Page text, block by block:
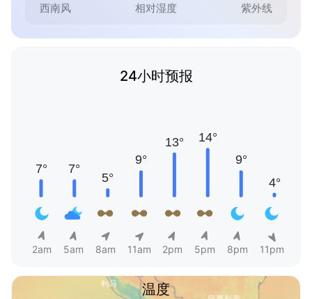
西南风 相对湿度 紫外线
24小时预报
2am 5am 8am 11am 2pm 5pm 8pm 11pm
温度